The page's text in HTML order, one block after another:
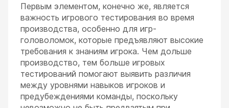
Первым элементом, конечно же, является
важность игрового тестирования во время
производства, особенно для игр-
головоломок, которые предъявляют высокие
требования к знаниям игрока. Чем дольше
производство, тем больше игровых
тестирований помогают выявить различия
между уровнями навыков игроков и
предубеждениями команды, поскольку